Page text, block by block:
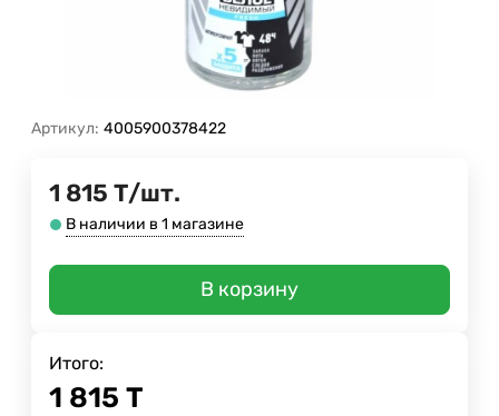
Артикул: 4005900378422
1 815 Т/шт.
В наличии в 1 магазине
В корзину
Итого:
1 815 Т